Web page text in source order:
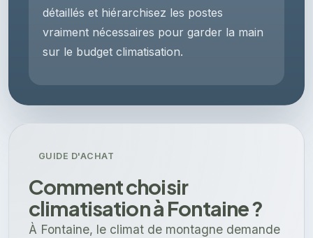
détaillés et hiérarchisez les postes
vraiment nécessaires pour garder la main
sur le budget climatisation.
GUIDE D'ACHAT
Comment choisir
climatisation à Fontaine ?
À Fontaine, le climat de montagne demande